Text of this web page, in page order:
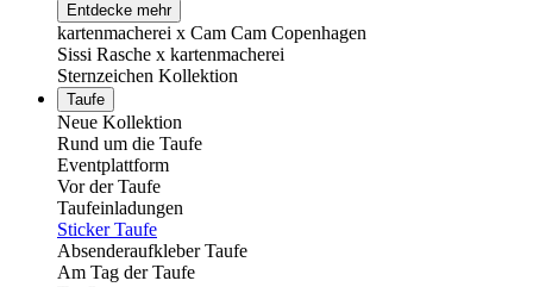
Entdecke mehr
kartenmacherei x Cam Cam Copenhagen
Sissi Rasche x kartenmacherei
Sternzeichen Kollektion
Taufe
Neue Kollektion
Rund um die Taufe
Eventplattform
Vor der Taufe
Taufeinladungen
Sticker Taufe
Absenderaufkleber Taufe
Am Tag der Taufe